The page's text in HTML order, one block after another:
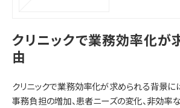
クリニックで業務効率化が
由
クリニックで業務効率化が求められる背景に
事務負担の増加、患者ニーズの変化、非効率